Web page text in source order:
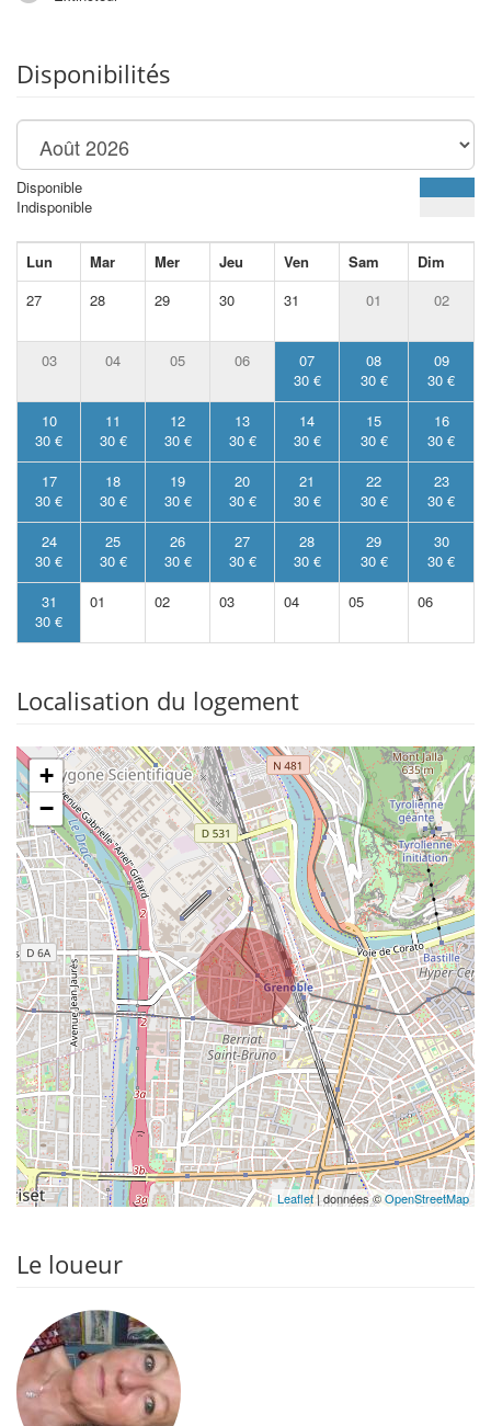
Disponibilités
Disponible
Indisponible
Lun Mar Mer Jeu Ven Sam
Dim
27
28 29 30 31 01 02
03 04 05 06
07
30 €
08
30 €
09
30 €
10
30 €
11
30 €
12
30 €
13
30 €
14
30 €
15
30 €
16
30 €
17
30 €
18
30 €
19
30 €
20
30 €
21
30 €
22
30 €
23
30 €
24
30 €
25
30 €
26
30 €
27
30 €
28
30 €
29
30 €
30
30 €
31
30 €
01 02 03 04 05 06
Localisation du logement
+
−
Leaflet| données ©OpenStreetMap
Le loueur